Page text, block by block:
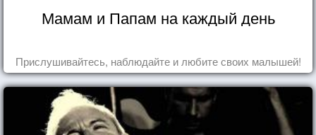
Мамам и Папам на каждый день
Прислушивайтесь, наблюдайте и любите своих малышей!